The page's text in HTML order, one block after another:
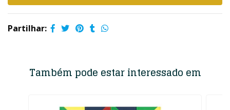
Partilhar:
Também pode estar interessado em